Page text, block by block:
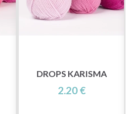
DROPS KARISMA
2.20 €